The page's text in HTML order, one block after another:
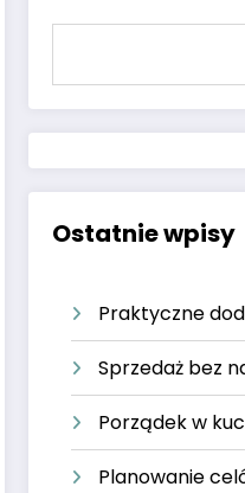
Ostatnie wpisy
Praktyczne
Sprzedaż bez
Porządek w
Planowanie